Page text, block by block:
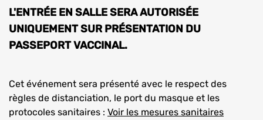
L'ENTRÉE EN SALLE SERA AUTORISÉE
UNIQUEMENT SUR PRÉSENTATION DU
PASSEPORT VACCINAL.
Cet événement sera présenté avec le respect des
règles de distanciation, le port du masque et les
protocoles sanitaires : Voir les mesures sanitaires